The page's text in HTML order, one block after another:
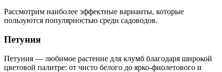
Рассмотрим наиболее эффектные варианты, которые
пользуются популярностью среди садоводов.
Петуния
Петуния — любимое растение для клумб благодаря широкой
цветовой палитре: от чисто белого до ярко-фиолетового и